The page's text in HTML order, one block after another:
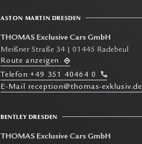
ASTON MARTIN DRESDEN
THOMAS Exclusive Cars GmbH
Meißner Straße 34 | 01445 Radebeul
Route anzeigen
T elefon +49 351 40464 0
E-Mail reception@thomas-exklusiv.de
BENTLEY DRESDEN
THOMAS Exclusive Cars GmbH